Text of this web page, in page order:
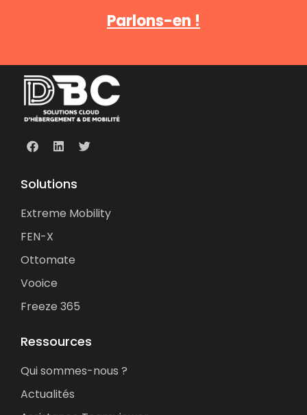
Parlons-en !
Solutions
Extreme Mobility
FEN-X
Ottomate
Vooice
Freeze 365
Ressources
Qui sommes-nous ?
Actualités